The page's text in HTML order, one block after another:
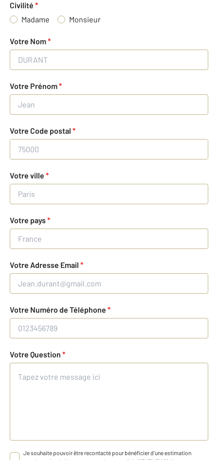
Civilité *
Madame
Monsieur
Votre Nom*
Votre Prénom*
Votre Code postal *
Votre ville *
Votre pays*
Votre Adresse Email *
Votre Numéro de Téléphone *
Votre Question *
Je souhaite pouvoir être recontacté pour bénéficier d'une estimation